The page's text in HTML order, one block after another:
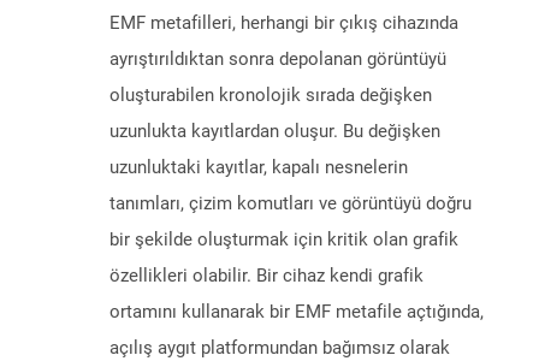
EMF metafilleri, herhangi bir çıkış cihazında
ayrıştırıldıktan sonra depolanan görüntüyü
oluşturabilen kronolojik sırada değişken
uzunlukta kayıtlardan oluşur. Bu değişken
uzunluktaki kayıtlar, kapalı nesnelerin
tanımları, çizim komutları ve görüntüyü doğru
bir şekilde oluşturmak için kritik olan grafik
özellikleri olabilir. Bir cihaz kendi grafik
ortamını kullanarak bir EMF metafile açtığında,
açılış aygıt platformundan bağımsız olarak